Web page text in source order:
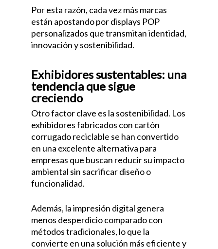
Por esta razón, cada vez más marcas
están apostando por displays POP
personalizados que transmitan identidad,
innovación y sostenibilidad.
Exhibidores sustentables: una
tendencia que sigue
creciendo
Otro factor clave es la sostenibilidad. Los
exhibidores fabricados con cartón
corrugado reciclable se han convertido
en una excelente alternativa para
empresas que buscan reducir su impacto
ambiental sin sacrificar diseño o
funcionalidad.
Además, la impresión digital genera
menos desperdicio comparado con
métodos tradicionales, lo que la
convierte en una solución más eficiente y